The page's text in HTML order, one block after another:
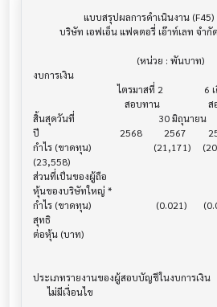
งบการเงิน
                                   ไตรมาสที่ 2                 6 เดือน
สิ้นสุดวันที่			            30 มิถุนายน                30 มิถุนายน
ปี       			    2568         2567         2568         2567
กำไร (ขาดทุน) 			  (21,171)     (20,143)     (35,415)
(23,558)
ส่วนที่เป็นของผู้ถือ
หุ้นของบริษัทใหญ่ *
กำไร (ขาดทุน) 			   (0.021)       (0.02)      (0.035)      (0.024)
สุทธิ
ต่อหุ้น (บาท)
ประเภทรายงานของผู้สอบบัญชีในงบการเงิน
      ไม่มีเงื่อนไข